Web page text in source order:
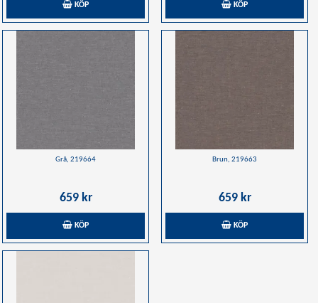
KÖP KÖP
Grå, 219664
659 kr
KÖP
Brun, 219663
659 kr
KÖP